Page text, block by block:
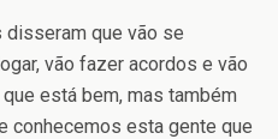
disseram que vão se
vão fazer acordos e vão
está bem, mas também
conhecemos esta gente que